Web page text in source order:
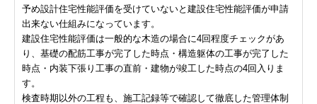
予め設計住宅性能評価を受けていないと建設住宅性能評価が申請
出来ない仕組みになっています。
建設住宅性能評価は一般的な木造の場合に4回程度チェックがあ
り、基礎の配筋工事が完了した時点・構造躯体の工事が完了した
時点・内装下張り工事の直前・建物が竣工した時点の4回入りま
す。
検査時期以外の工程も、施工記録等で確認して徹底した管理体制